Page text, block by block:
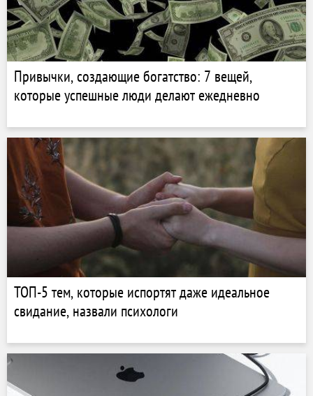
Привычки, создающие богатство: 7 вещей,
которые успешные люди делают ежедневно
ТОП-5 тем, которые испортят даже идеальное
свидание, назвали психологи